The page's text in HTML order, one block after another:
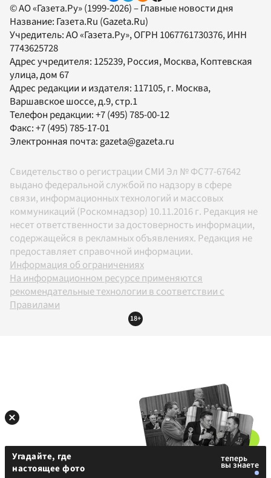
© АО «Газета.Ру» (1999-2026) – Главные новости дня
Название: Газета.Ru (Gazeta.Ru)
Учредитель:АО «Газета.Ру», ОГРН 1067761730376, ИНН
7743625728
Адрес учредителя: 125239, Россия, Москва, Коптевская
улица, дом 67
Адрес редакции и издателя: 117105, г. Москва,
Варшавское шоссе, д.9, стр.1
Телефон редакции:+7 (495) 785-00-12
Факс:+7 (495) 785-17-01
Электронная почта: gazeta@gazeta.ru
Свидетельство о регистрации СМИ Эл № ФС77-67642
выдано федеральной службой по надзору в сфере
связи, информационных технологий и массовых
коммуникаций (Роскомнадзор) 10.11.2016 г. Редакция не
несет ответственности за достоверность информации,
содержащейся в рекламных объявлениях. Редакция не
предоставляет справочной информации.
Информация об ограничениях
На информационном ресурсе применяются
рекомендательные технологии в соответствии с
Правилами
18+
Угадайте, где
настоящее фото